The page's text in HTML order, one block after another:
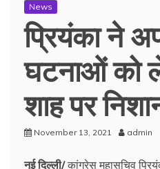
News
प्रियंका ने
घटनाओं को
शाह पर
November 13, 2021 admin
नई दिल्ली/कांग्रेस महासचिव